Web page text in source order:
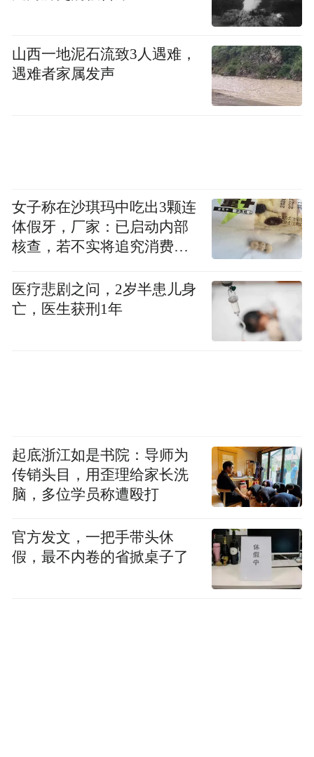
山西一地泥石流致3人遇难，
遇难者家属发声
女子称在沙琪玛中吃出3颗连
体假牙，厂家：已启动内部
核查，若不实将追究消费者
医疗悲剧之问，2岁半患儿身
亡，医生获刑1年
起底浙江如是书院：导师为
传销头目，用歪理给家长洗
脑，多位学员称遭殴打
官方发文，一把手带头休
假，最不内卷的省掀桌子了